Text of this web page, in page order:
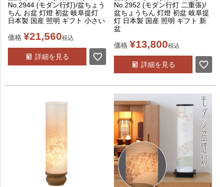
No.2944 (モダン行灯)/盆ちょう
ちん お盆 灯燈 初盆 岐阜提灯
日本製 国産 照明 ギフト 小さい
価格 ¥21,560税込
詳細を見る
No.2952 (モダン行灯 二重張)/
盆ちょうちん 灯燈 初盆 岐阜提
灯 日本製 国産 照明 ギフト 新
盆
価格 ¥13,800税込
詳細を見る